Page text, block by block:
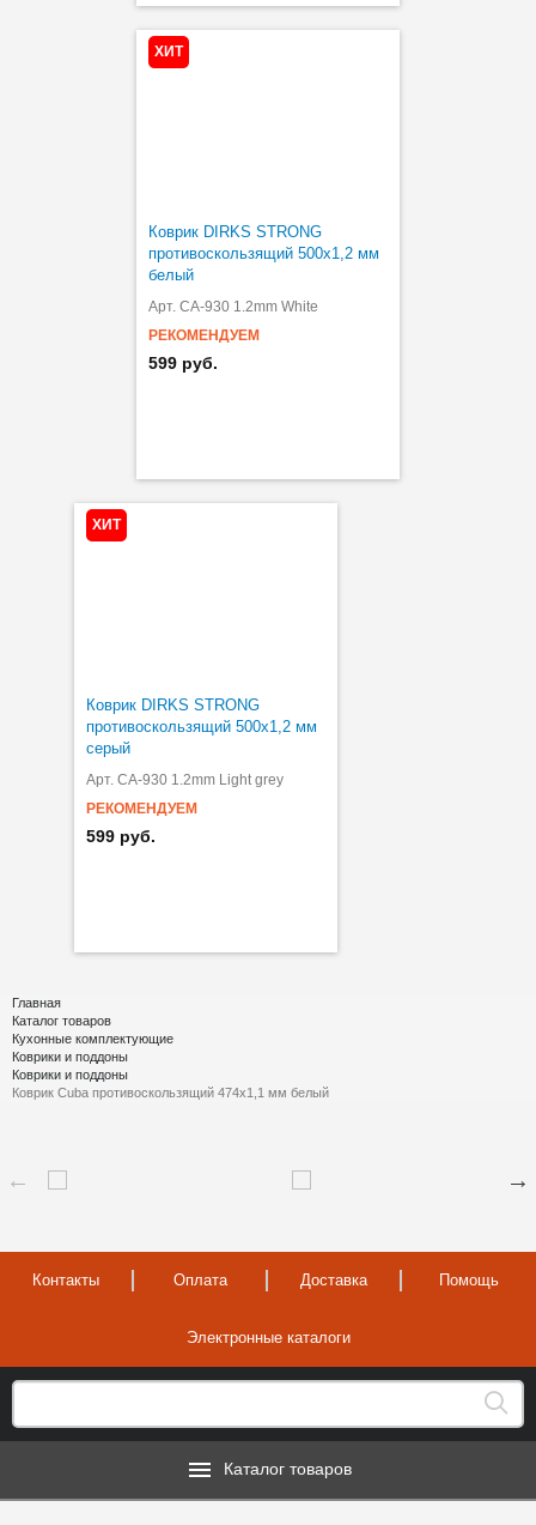
ХИТ
Коврик DIRKS STRONG
противоскользящий 500х1,2 мм
белый
Арт. CA-930 1.2mm White
РЕКОМЕНДУЕМ
599 руб.
ХИТ
Коврик DIRKS STRONG
противоскользящий 500х1,2 мм
серый
Арт. CA-930 1.2mm Light grey
РЕКОМЕНДУЕМ
599 руб.
Главная
Каталог товаров
Кухонные комплектующие
Коврики и поддоны
Коврики и поддоны
Коврик Cuba противоскользящий 474х1,1 мм белый
Контакты Оплата Доставка Помощь
Электронные каталоги
Каталог товаров